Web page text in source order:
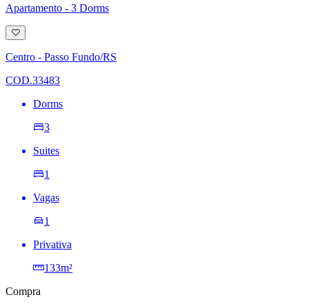
Apartamento - 3 Dorms
Adicionar
à
lista
de
Centro - Passo Fundo/RS
COD.33483
Dorms
3
Suites
1
Vagas
1
Privativa
133m²
Compra